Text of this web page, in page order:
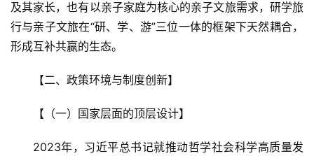
及其家长，也有以亲子家庭为核心的亲子文旅需求，研学旅
行与亲子文旅在“研、学、游”三位一体的框架下天然耦合，
形成互补共赢的生态。
【二、政策环境与制度创新】
【（一）国家层面的顶层设计】
2023年，习近平总书记就推动哲学社会科学高质量发